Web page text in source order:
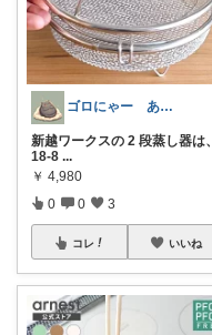
ゴロにゃー あったらいいなをお手元に
新越ワークスの 2 段蒸し器は、
18-8 ...
￥ 4,980
0 0 3
コレ いいね